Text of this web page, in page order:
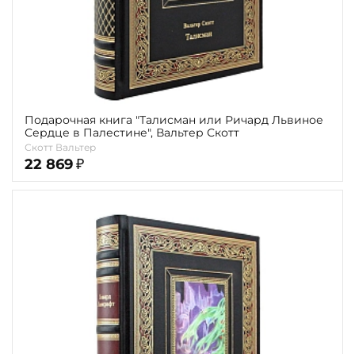
Подарочная книга "Талисман или Ричард Львиное
Сердце в Палестине", Вальтер Скотт
Скотт Вальтер
22 869 ₽